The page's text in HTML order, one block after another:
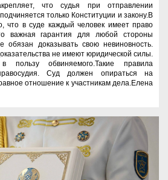
что судья при отправлении
только Конституции и закону.В
что в суде каждый человек имеет право
важная гарантия для любой стороны
обязан доказывать свою невиновность.
не имеют юридической силы.
пользу обвиняемого.Такие правила
Суд должен опираться на
отношение к участникам дела.Елена